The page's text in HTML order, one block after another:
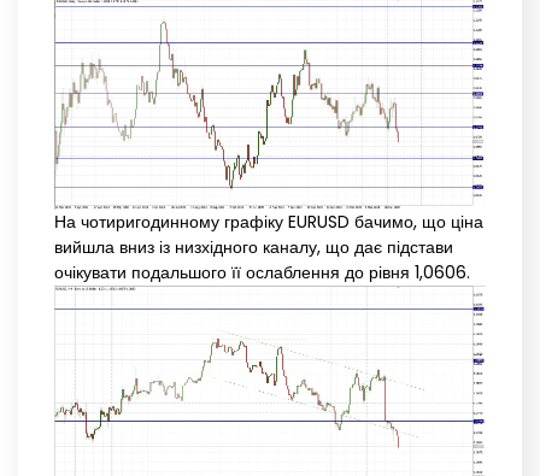
На чотиригодинному графіку EURUSD бачимо, що ціна
вийшла вниз із низхідного каналу, що дає підстави
очікувати подальшого її ослаблення до рівня 1,0606.